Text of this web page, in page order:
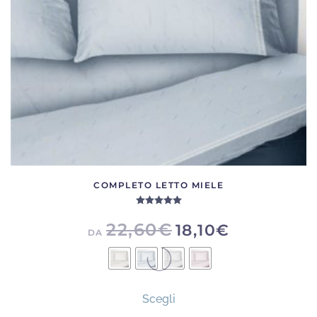
del
prodotto
COMPLETO LETTO MIELE
Valutato
DA 22,60€18,10€
Scegliprodotto